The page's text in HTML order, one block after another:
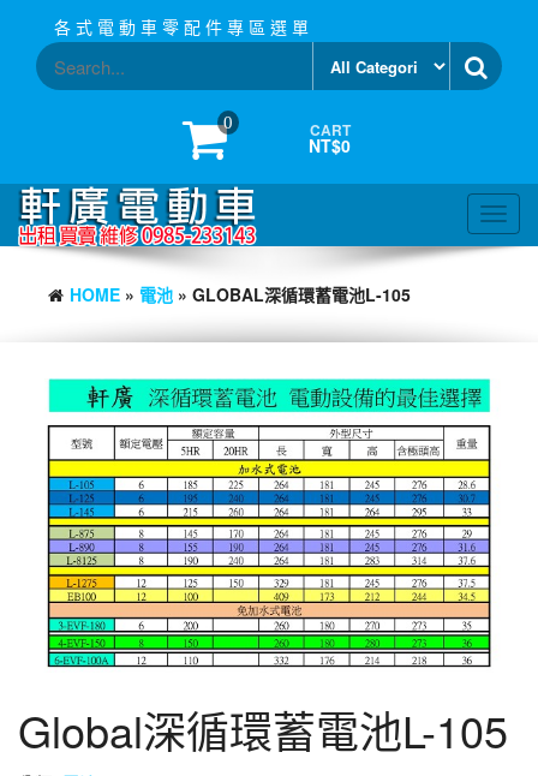
content
各 式 電 動 車 零 配 件 專 區 選 單
0 CART
NT$0
HOME » 電池 » GLOBAL深循環蓄電池L-105
Global深循環蓄電池L-105